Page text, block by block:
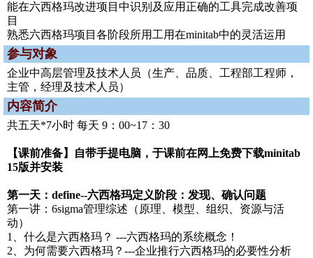
能在六西格玛改进项目中识别及应用正确的工具完成改善项
目
熟悉六西格玛项目各阶段所用工用在minitab中的灵活运用
参与对象
企业中高层管理及技术人员（生产、品质、工程部工程师，
主管，经理及技术人员）
内容简介
共五天*7小时 每天 9：00~17：30
【课前准备】自带手提电脑，于课前在网上免费下载minitab
15版并安装
第一天：define--六西格玛定义阶段：发现、确认问题
第一讲：6sigma管理综述（原理、模型、组织、资源与活
动）
1、什么是六西格玛？ ---六西格玛的系统概念！
2、为何需要六西格玛？---企业推行六西格玛的必要性分析